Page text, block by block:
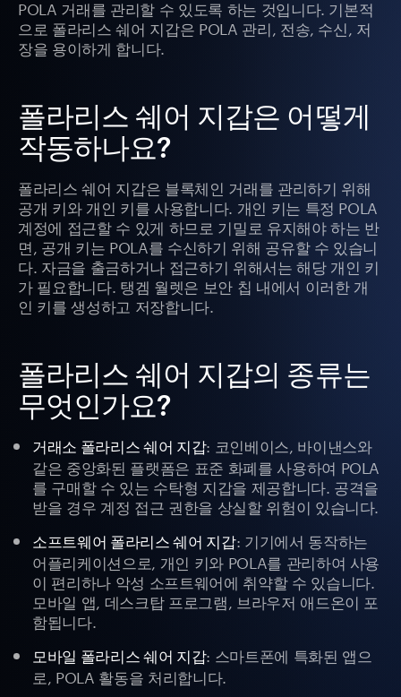
POLA 거래를 관리할 수 있도록 하는 것입니다. 기본적
으로 폴라리스 쉐어 지갑은 POLA 관리, 전송, 수신, 저
장을 용이하게 합니다.
폴라리스 쉐어 지갑은 어떻게
작동하나요?
폴라리스 쉐어 지갑은 블록체인 거래를 관리하기 위해
공개 키와 개인 키를 사용합니다. 개인 키는 특정 POLA
계정에 접근할 수 있게 하므로 기밀로 유지해야 하는 반
면, 공개 키는 POLA를 수신하기 위해 공유할 수 있습니
다. 자금을 출금하거나 접근하기 위해서는 해당 개인 키
가 필요합니다. 탱겜 월렛은 보안 칩 내에서 이러한 개
인 키를 생성하고 저장합니다.
폴라리스 쉐어 지갑의 종류는
무엇인가요?
거래소 폴라리스 쉐어 지갑: 코인베이스, 바이낸스와
같은 중앙화된 플랫폼은 표준 화폐를 사용하여 POLA
를 구매할 수 있는 수탁형 지갑을 제공합니다. 공격을
받을 경우 계정 접근 권한을 상실할 위험이 있습니다.
소프트웨어 폴라리스 쉐어 지갑: 기기에서 동작하는
어플리케이션으로, 개인 키와 POLA를 관리하여 사용
이 편리하나 악성 소프트웨어에 취약할 수 있습니다.
모바일 앱, 데스크탑 프로그램, 브라우저 애드온이 포
함됩니다.
모바일 폴라리스 쉐어 지갑: 스마트폰에 특화된 앱으
로, POLA 활동을 처리합니다.